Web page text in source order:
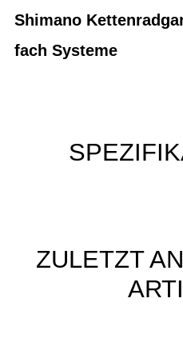
Shimano
fach Systeme
ZULETZT